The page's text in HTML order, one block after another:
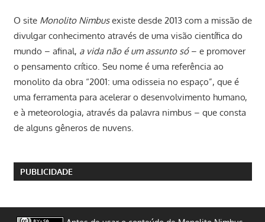
O site Monolito Nimbusexiste desde 2013 com a missão de
divulgar conhecimento através de uma visão científica do
mundo – afinal, a vida não é um assunto só– e promover
o pensamento crítico. Seu nome é uma referência ao
monolito da obra “2001: uma odisseia no espaço”, que é
uma ferramenta para acelerar o desenvolvimento humano,
e à meteorologia, através da palavra nimbus – que consta
de alguns gêneros de nuvens.
PUBLICIDADE